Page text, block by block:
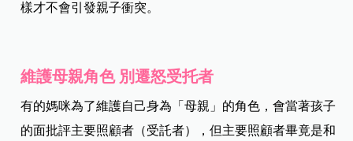
樣才不會引發親子衝突。
維護母親角色 別遷怒受托者
有的媽咪為了維護自己身為「母親」的角色，會當著孩子
的面批評主要照顧者（受託者），但主要照顧者畢竟是和